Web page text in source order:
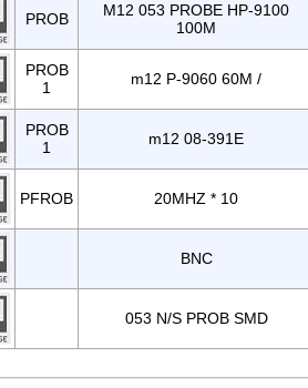
PROB
M12 053 PROBE HP-9100
100M
PROB
1
m12 P-9060 60M /
PROB
1
m12 08-391E
PFROB 20MHZ * 10
BNC
053 N/S PROB SMD